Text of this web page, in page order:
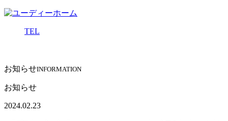
TEL
お知らせINFORMATION
お知らせ
2024.02.23